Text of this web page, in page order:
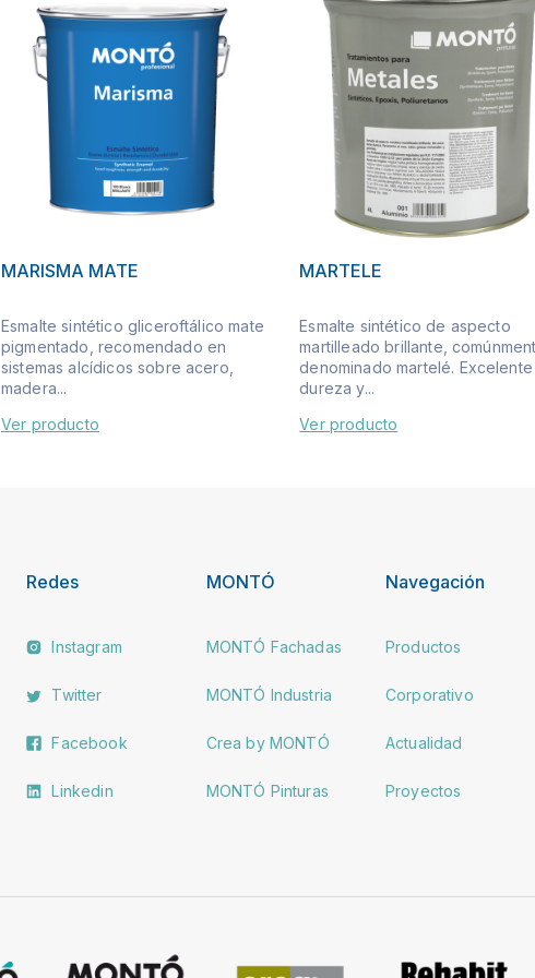
MARISMA MATE
Esmalte sintético gliceroftálico mate
pigmentado, recomendado en
sistemas alcídicos sobre acero,
madera...
Ver producto
MARTELE
Esmalte sintético de aspecto
martilleado brillante,
denominado martelé. Excelente
dureza y...
Ver producto
Redes
Instagram
Twitter
Facebook
Linkedin
MONTÓ
MONTÓ Fachadas
MONTÓ Industria
Crea by MONTÓ
MONTÓ Pinturas
Navegación
Productos
Corporativo
Actualidad
Proyectos